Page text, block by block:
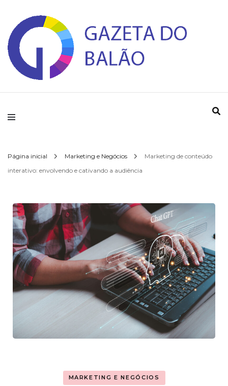
Gazeta do Balao
Página inicial Marketing e Negócios
Marketing de conteúdo
interativo: envolvendo e cativando a audiência
MARKETING E NEGÓCIOS